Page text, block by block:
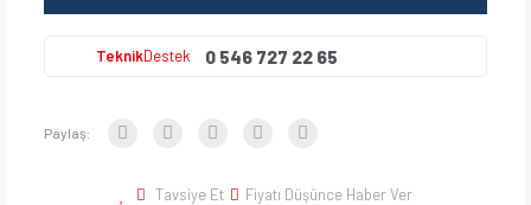
TeknikDestek 0 546 727 22 65
Paylaş:
Tavsiye Et Fiyatı Düşünce Haber Ver